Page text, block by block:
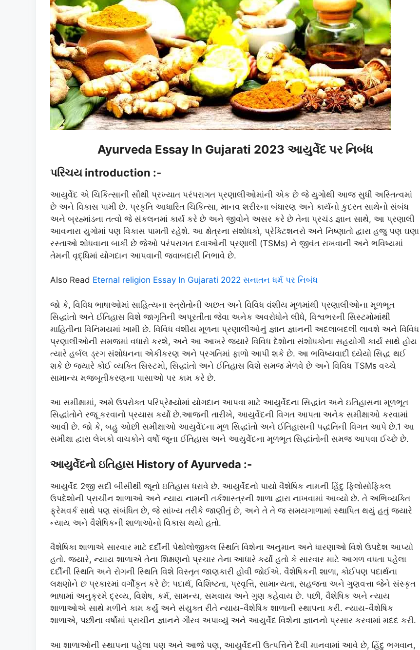
Ayurveda Essay In Gujarati 2023 આયુર્વેદ પર નિબંધ
પરિચય introduction :-
આયુર્વેદ એ ચિકિત્સાની સૌથી પ્રખ્યાત પરંપરાગત પ્રણાલીઓમાંની એક છે જે યુગોથી આજ સુધી અસ્તિત્વમાં
છે અને વિકાસ પામી છે. પ્રકૃતિ આધારિત ચિકિત્સા, માનવ શરીરના બંધારણ અને કાર્યનો કુદરત સાથેનો સંબંધ
અને બ્રહ્માંડના તત્વો જે સંકલનમાં કાર્ય કરે છે અને જીવોને અસર કરે છે તેના પ્રચંડ જ્ઞાન સાથે, આ પ્રણાલી
આવનારા યુગોમાં પણ વિકાસ પામતી રહેશે. આ ક્ષેત્રના સંશોધકો, પ્રેક્ટિશનરો અને નિષ્ણાતો દ્વારા હજુ પણ ઘણા
રસ્તાઓ શોધવાના બાકી છે જેઓ પરંપરાગત દવાઓની પ્રણાલી (TSMs) ને જીવંત રાખવાની અને ભવિષ્યમાં
તેમની વૃદ્ધિમાં યોગદાન આપવાની જવાબદારી નિભાવે છે.
Also Read Eternal religion Essay In Gujarati 2022 સનાતન ધર્મ પર નિબંધ
જો કે, વિવિધ ભાષાઓમાં સાહિત્યના સ્ત્રોતોની અછત અને વિવિધ વંશીય મૂળમાંથી પ્રણાલીઓના મૂળભૂત
સિદ્ધાંતો અને ઈતિહાસ વિશે જાગૃતિની અપૂરતીતા જેવા અનેક અવરોધોને લીધે, વિશ્વભરની સિસ્ટમોમાંથી
માહિતીના વિનિમયમાં ખામી છે. વિવિધ વંશીય મૂળના પ્રણાલીઓનું જ્ઞાન જ્ઞાનની અદલાબદલી લાવશે અને વિવિધ
પ્રણાલીઓની સમજમાં વધારો કરશે, અને આ આખરે જ્યારે વિવિધ દેશોના સંશોધકોના સહયોગી કાર્ય સાથે હોય
ત્યારે હર્બલ ડ્રગ સંશોધનના એકીકરણ અને પ્રગતિમાં ફાળો આપી શકે છે. આ ભવિષ્યવાદી ધ્યેયો સિદ્ધ થઈ
શકે છે જ્યારે કોઈ વ્યક્તિ સિસ્ટમો, સિદ્ધાંતો અને ઈતિહાસ વિશે સમજ મેળવે છે અને વિવિધ TSMs વચ્ચે
સામાન્ય મજબૂતીકરણના પાસાઓ પર કામ કરે છે.
આ સમીક્ષામાં, અમે ઉપરોક્ત પરિપ્રેક્ષ્યોમાં યોગદાન આપવા માટે આયુર્વેદના સિદ્ધાંત અને ઇતિહાસના મૂળભૂત
સિદ્ધાંતોને રજૂ કરવાનો પ્રયાસ કર્યો છે.આજની તારીખે, આયુર્વેદની વિગત આપતા અનેક સમીક્ષાઓ કરવામાં
આવી છે. જો કે, બહુ ઓછી સમીક્ષાઓ આયુર્વેદના મૂળ સિદ્ધાંતો અને ઈતિહાસની પદ્ધતિની વિગત આપે છે.1 આ
સમીક્ષા દ્વારા લેખકો વાચકોને વર્ષો જૂના ઈતિહાસ અને આયુર્વેદના મૂળભૂત સિદ્ધાંતોની સમજ આપવા ઈચ્છે છે.
આયુર્વેદનો ઇતિહાસ History of Ayurveda :-
આયુર્વેદ 2જી સદી બીસીથી જૂનો ઇતિહાસ ધરાવે છે. આયુર્વેદનો પાયો વૈશેષિક નામની હિંદુ ફિલોસોફિકલ
ઉપદેશોની પ્રાચીન શાળાઓ અને ન્યાય નામની તર્કશાસ્ત્રની શાળા દ્વારા નાખવામાં આવ્યો છે. તે અભિવ્યક્તિ
ફ્રેમવર્ક સાથે પણ સંબંધિત છે, જે સાંખ્ય તરીકે જાણીતું છે, અને તે તે જ સમયગાળામાં સ્થાપિત થયું હતું જ્યારે
ન્યાય અને વૈશેષિકની શાળાઓનો વિકાસ થયો હતો.
વૈશેષિકા શાળાએ સારવાર માટે દર્દીની પેથોલોજીકલ સ્થિતિ વિશેના અનુમાન અને ધારણાઓ વિશે ઉપદેશ આપ્યો
હતો. જ્યારે, ન્યાય શાળાએ તેના શિક્ષણનો પ્રચાર તેના આધારે કર્યો હતો કે સારવાર માટે આગળ વધતા પહેલા
દર્દીની સ્થિતિ અને રોગની સ્થિતિ વિશે વિસ્તૃત જાણકારી હોવી જોઈએ. વૈશેષિકની શાળા, કોઈપણ પદાર્થના
લક્ષણોને છ પ્રકારમાં વર્ગીકૃત કરે છે: પદાર્થ, વિશિષ્ટતા, પ્રવૃત્તિ, સામાન્યતા, સહજતા અને ગુણવત્તા જેને સંસ્કૃત
ભાષામાં અનુક્રમે દ્રવ્ય, વિશેષ, કર્મ, સામન્ય, સમવાય અને ગુણ કહેવાય છે. પછી, વૈશેષિક અને ન્યાય
શાળાઓએ સાથે મળીને કામ કર્યું અને સંયુક્ત રીતે ન્યાય-વૈશેષિક શાળાની સ્થાપના કરી. ન્યાય-વૈશેષિક
શાળાએ, પછીના વર્ષોમાં પ્રાચીન જ્ઞાનને ગૌરવ અપાવ્યું અને આયુર્વેદ વિશેના જ્ઞાનનો પ્રસાર કરવામાં મદદ કરી.
આ શાળાઓની સ્થાપના પહેલા પણ અને આજે પણ, આયુર્વેદની ઉત્પત્તિને દૈવી માનવામાં આવે છે, હિંદુ ભગવાન,